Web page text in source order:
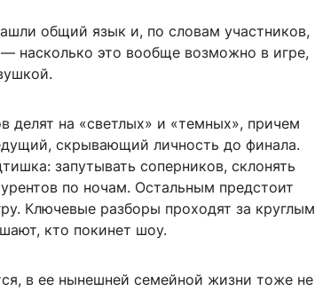
общий язык и, по словам участников,
насколько это вообще возможно в игре,
делят на «светлых» и «темных», причем
скрывающий личность до финала.
запутывать соперников, склонять
по ночам. Остальным предстоит
Ключевые разборы проходят за круглым
кто покинет шоу.
в ее нынешней семейной жизни тоже не